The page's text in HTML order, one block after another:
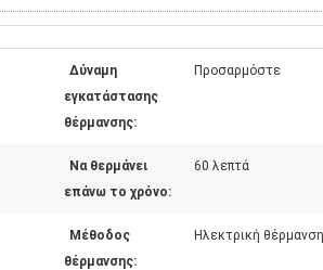
Δύναμη
εγκατάστασης
θέρμανσης:
Προσαρμόστε
Να θερμάνει
επάνω το χρόνο:
60 λεπτά
Μέθοδος
θέρμανσης:
Ηλεκτρική